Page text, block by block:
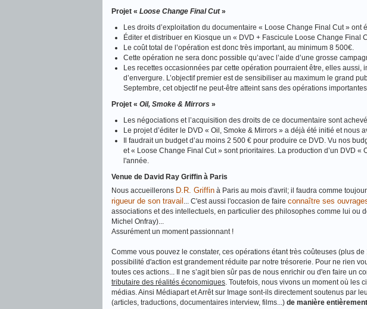
Projet « Loose Change Final Cut»
Les droits d’exploitation du documentaire « Loose Change Final Cut » ont
Éditer et distribuer en Kiosque un « DVD + Fascicule Loose Change Final
Le coût total de l’opération est donc très important, au minimum 8 500€.
Cette opération ne sera donc possible qu’avec l’aide d’une grosse
Les recettes occasionnées par cette opération pourraient être, elles aussi,
d’envergure. L’objectif premier est de sensibiliser au maximum le grand
Septembre, cet objectif ne peut‐être atteint sans des opérations
Projet « Oil, Smoke & Mirrors »
Les négociations et l’acquisition des droits de ce documentaire sont
Le projet d’éditer le DVD « Oil, Smoke & Mirrors » a déjà été initié et nous
Il faudrait un budget d’au moins 2 500 € pour produire ce DVD. Vu nos
et « Loose Change Final Cut » sont prioritaires. La production d’un DVD
l'année.
Venue de David Ray Griffin à Paris
Nous accueillerons D.R. Griffin à Paris au mois d'avril; il faudra comme
rigueur de son travail ... C'est aussi l'occasion de faire connaître ses
associations et des intellectuels, en particulier des philosophes comme lui ou
Michel Onfray)...
Assurément un moment passionnant !
Comme vous pouvez le constater, ces opérations étant très coûteuses (plus
possibilité d'action est grandement réduite par notre trésorerie. Pour ne rien
toutes ces actions... Il ne s’agit bien sûr pas de nous enrichir ou d'en faire un
tributaire des réalités économiques. Toutefois, nous vivons un moment où les
médias. Ainsi Médiapart et Arrêt sur Image sont-ils directement soutenus par
(articles, traductions, documentaires interview, films...) de manière